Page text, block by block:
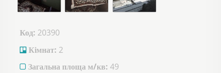
Код: 20390
Кімнат: 2
Загальна площа м/кв: 49